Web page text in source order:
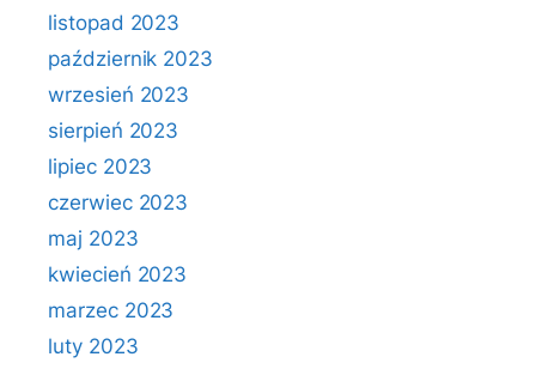
listopad 2023
październik 2023
wrzesień 2023
sierpień 2023
lipiec 2023
czerwiec 2023
maj 2023
kwiecień 2023
marzec 2023
luty 2023